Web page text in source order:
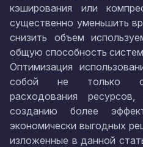
кэширования или
существенно уменьшить
снизить объем
общую способность
Оптимизация
собой не только
расходования
созданию более
экономически выгодных
изложенные в данной